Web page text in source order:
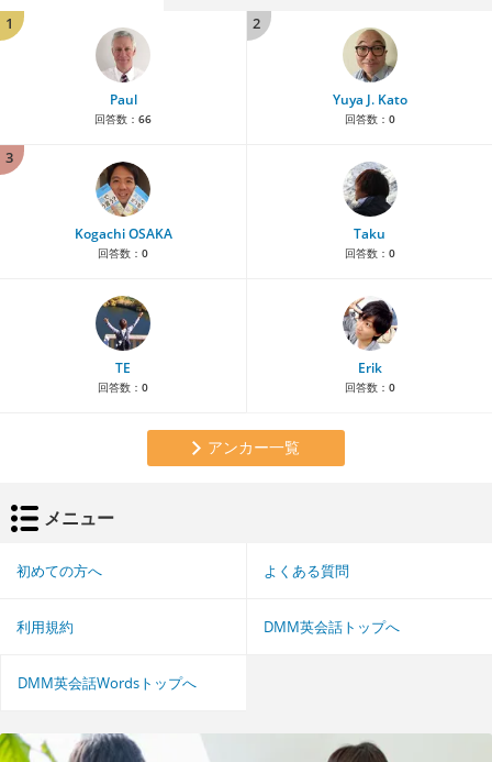
1
Paul
回答数： 66
2
Yuya J. Kato
回答数： 0
3
Kogachi OSAKA
回答数： 0
Taku
回答数： 0
TE
回答数： 0
Erik
回答数： 0
アンカー一覧
メニュー
初めての方へ よくある質問
利用規約 DMM英会話トップへ
DMM英会話Wordsトップへ